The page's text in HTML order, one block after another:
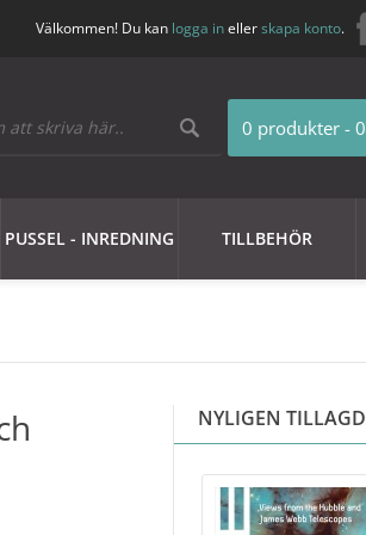
Välkommen! Du kan logga inellerskapa konto.
0 produkter -
PUSSEL - INREDNING TILLBEHÖR
NYLIGEN